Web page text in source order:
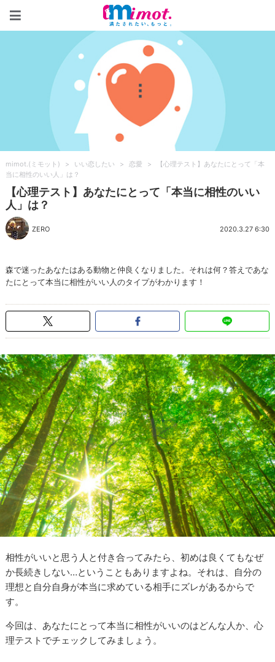
mimot.(ミモット) > いい恋したい > 恋愛 >
【心理テスト】あなたにとって「本
当に相性のいい人」は？
【心理テスト】あなたにとって「本当に相性のいい
人」は？
ZERO 2020.3.27 6:30
森で迷ったあなたはある動物と仲良くなりました。それは何？答えであな
たにとって本当に相性がいい人のタイプがわかります！
相性がいいと思う人と付き合ってみたら、初めは良くてもなぜ
か長続きしない…ということもありますよね。それは、自分の
理想と自分自身が本当に求めている相手にズレがあるからで
す。
今回は、あなたにとって本当に相性がいいのはどんな人か、心
理テストでチェックしてみましょう。